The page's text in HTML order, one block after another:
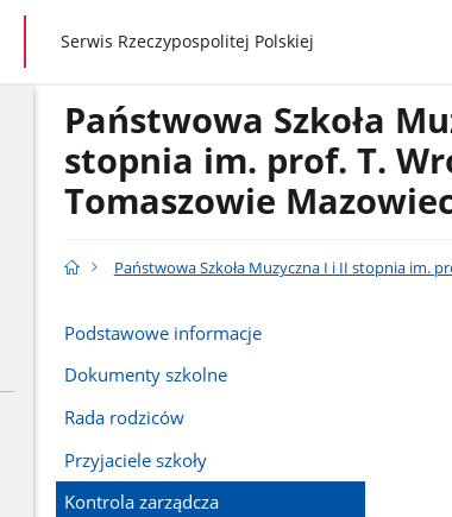
gov.pl
Serwis Rzeczypospolitej Polskiej
Państwowa Szkoła
stopnia im. prof. T.
Tomaszowie
Państwowa Szkoła Muzyczna I i II stopnia im.
Podstawowe informacje
Dokumenty szkolne
Rada rodziców
Przyjaciele szkoły
Kontrola zarządcza